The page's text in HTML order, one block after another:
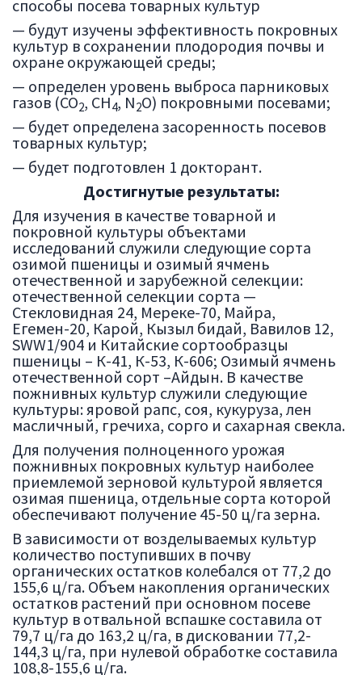
способы посева товарных культур
— будут изучены эффективность покровных
культур в сохранении плодородия почвы и
охране окружающей среды;
— определен уровень выброса парниковых
газов (СО2, СН4, N2O) покровными посевами;
— будет определена засоренность посевов
товарных культур;
— будет подготовлен 1 докторант.
Достигнутые результаты:
Для изучения в качестве товарной и
покровной культуры объектами
исследований служили следующие сорта
озимой пшеницы и озимый ячмень
отечественной и зарубежной селекции:
отечественной селекции сорта —
Стекловидная 24, Мереке-70, Майра,
Егемен-20, Карой, Кызыл бидай, Вавилов 12,
SWW1/904 и Китайские сортообразцы
пшеницы – К-41, К-53, К-606; Озимый ячмень
отечественной сорт –Айдын. В качестве
пожнивных культур служили следующие
культуры: яровой рапс, соя, кукуруза, лен
масличный, гречиха, сорго и сахарная свекла.
Для получения полноценного урожая
пожнивных покровных культур наиболее
приемлемой зерновой культурой является
озимая пшеница, отдельные сорта которой
обеспечивают получение 45-50 ц/га зерна.
В зависимости от возделываемых культур
количество поступивших в почву
органических остатков колебался от 77,2 до
155,6 ц/га. Объем накопления органических
остатков растений при основном посеве
культур в отвальной вспашке составила от
79,7 ц/га до 163,2 ц/га, в дисковании 77,2-
144,3 ц/га, при нулевой обработке составила
108,8-155,6 ц/га.